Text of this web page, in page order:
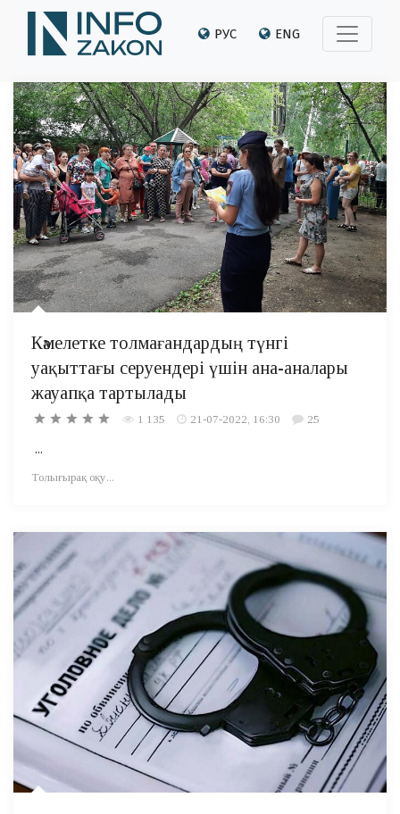
РУС ENG
Кәмелетке толмағандардың түнгі
уақыттағы серуендері үшін ана-аналары
жауапқа тартылады
1 135 21-07-2022, 16:30 25
...
Толығырақ оқу...